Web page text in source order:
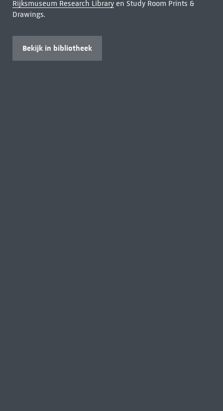
Rijksmuseum Research Libraryen Study Room Prints &
Drawings.
Bekijk in bibliotheek